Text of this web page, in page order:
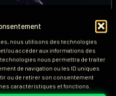
nous utilisons des technologies
ou accéder aux informations des
nous permettra de traiter
de navigation ou les ID uniques
ou de retirer son consentement
caractéristiques et fonctions.
les RLCS 1v1
se qualifie
Worlds !
« nass » Bali a remporté
en battant zen en grande